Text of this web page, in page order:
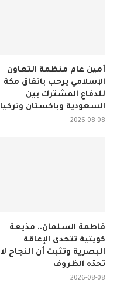
أمين عام منظمة التعاون
الإسلامي يرحب باتفاق مكة
للدفاع المشترك بين
السعودية وباكستان وتركيا
2026-08-08
فاطمة السلمان.. مذيعة
كويتية تتحدى الإعاقة
البصرية وتثبت أن النجاح لا
تحدّه الظروف
2026-08-08